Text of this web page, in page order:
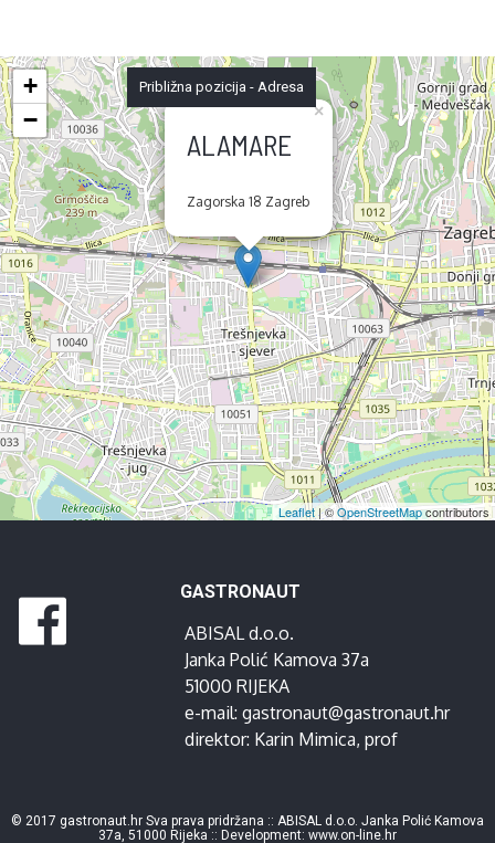
ALAMARE
Zagorska 18 Zagreb
×
+
−
Leaflet| ©OpenStreetMapcontributors
Približna pozicija - Adresa
GASTRONAUT
ABISAL d.o.o.
Janka Polić Kamova 37a
51000 RIJEKA
e-mail: gastronaut@gastronaut.hr
direktor: Karin Mimica, prof
© 2017 gastronaut.hr Sva prava pridržana :: ABISAL d.o.o. Janka Polić Kamova
37a, 51000 Rijeka :: Development: www.on-line.hr